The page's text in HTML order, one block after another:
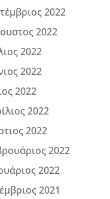
2022
2022
2022
2022
2022
2022
2022
2022
2022
2021